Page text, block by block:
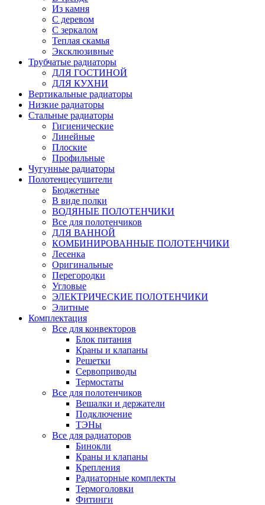
Из камня
С деревом
С зеркалом
Теплая скамья
Эксклюзивные
Трубчатые радиаторы
ДЛЯ ГОСТИНОЙ
ДЛЯ КУХНИ
Вертикальные радиаторы
Низкие радиаторы
Стальные радиаторы
Гигиенические
Линейные
Плоские
Профильные
Чугунные радиаторы
Полотенцесушители
Бюджетные
В виде полки
ВОДЯНЫЕ ПОЛОТЕНЧИКИ
Все для полотенчиков
ДЛЯ ВАННОЙ
КОМБИНИРОВАННЫЕ ПОЛОТЕНЧИКИ
Лесенка
Оригинальные
Перегородки
Угловые
ЭЛЕКТРИЧЕСКИЕ ПОЛОТЕНЧИКИ
Элитные
Комплектация
Все для конвекторов
Блок питания
Краны и клапаны
Решетки
Сервоприводы
Термостаты
Все для полотенчиков
Вешалки и держатели
Подключение
ТЭНы
Все для радиаторов
Бинокли
Краны и клапаны
Крепления
Радиаторные комплекты
Термоголовки
Фитинги